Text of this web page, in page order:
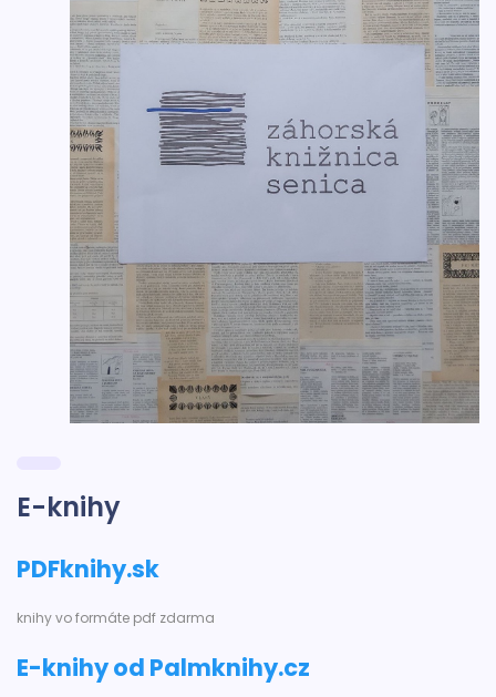
E-knihy
PDFknihy.sk
knihy vo formáte pdf zdarma
E-knihy od Palmknihy.cz